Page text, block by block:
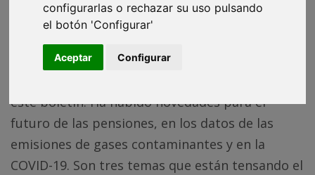
configurarlas o rechazar su uso pulsando
el botón 'Configurar'
Aceptar Configurar
Esta semana la actualidad ha traído
temas que estamos siguiendo más de cerca y de
este boletín. Ha habido novedades para el
futuro de las pensiones, en los datos de las
emisiones de gases contaminantes y en la
COVID-19. Son tres temas que están tensando el